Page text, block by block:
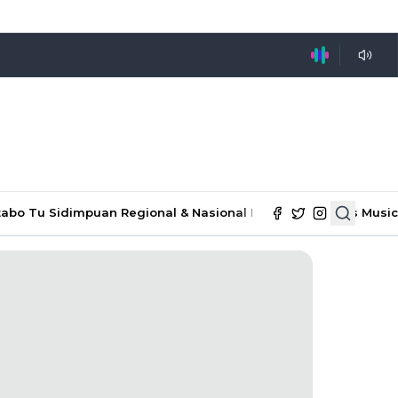
Tu Sidimpuan Regional & Nasional Ekonomi & Bisnis Music